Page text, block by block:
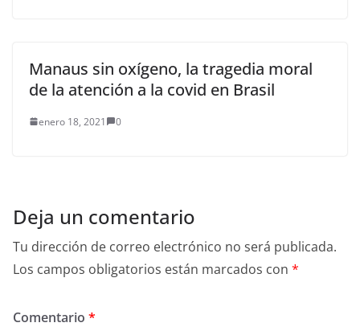
Manaus sin oxígeno, la tragedia moral
de la atención a la covid en Brasil
enero 18, 2021 0
Deja un comentario
Tu dirección de correo electrónico no será publicada.
Los campos obligatorios están marcados con *
Comentario *